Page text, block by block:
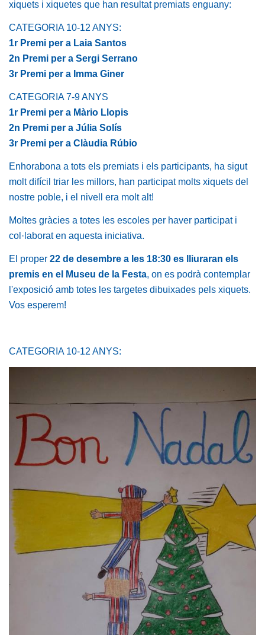
xiquets i xiquetes que han resultat premiats enguany:
CATEGORIA 10-12 ANYS:
1r Premi per a Laia Santos
2n Premi per a Sergi Serrano
3r Premi per a Imma Giner
CATEGORIA 7-9 ANYS
1r Premi per a Màrio Llopis
2n Premi per a Júlia Solís
3r Premi per a Clàudia Rúbio
Enhorabona a tots els premiats i els participants, ha sigut
molt difícil triar les millors, han participat molts xiquets del
nostre poble, i el nivell era molt alt!
Moltes gràcies a totes les escoles per haver participat i
col·laborat en aquesta iniciativa.
El proper 22 de desembre a les 18:30 es lliuraran els
premis en el Museu de la Festa, on es podrà contemplar
l'exposició amb totes les targetes dibuixades pels xiquets.
Vos esperem!
CATEGORIA 10-12 ANYS: